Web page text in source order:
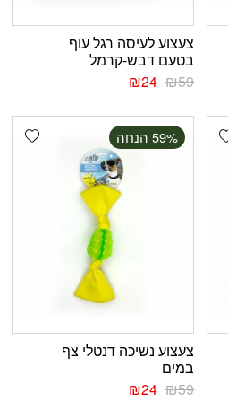
צעצוע לעיסה רגל עוף
בטעם דבש-קרמל
₪59
₪24
Add wishlist
‫59% הנחה
צעצוע נשיכה דנטלי צף
במים
₪59
₪24